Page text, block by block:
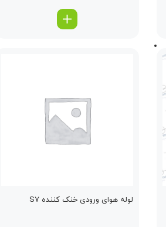
لوله هوای ورودی خنک کننده S7